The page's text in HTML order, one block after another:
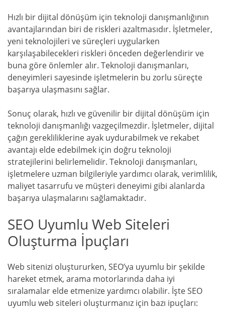
Hızlı bir dijital dönüşüm için teknoloji danışmanlığının
avantajlarından biri de riskleri azaltmasıdır. İşletmeler,
yeni teknolojileri ve süreçleri uygularken
karşılaşabilecekleri riskleri önceden değerlendirir ve
buna göre önlemler alır. Teknoloji danışmanları,
deneyimleri sayesinde işletmelerin bu zorlu süreçte
başarıya ulaşmasını sağlar.
Sonuç olarak, hızlı ve güvenilir bir dijital dönüşüm için
teknoloji danışmanlığı vazgeçilmezdir. İşletmeler, dijital
çağın gerekliliklerine ayak uydurabilmek ve rekabet
avantajı elde edebilmek için doğru teknoloji
stratejilerini belirlemelidir. Teknoloji danışmanları,
işletmelere uzman bilgileriyle yardımcı olarak, verimlilik,
maliyet tasarrufu ve müşteri deneyimi gibi alanlarda
başarıya ulaşmalarını sağlamaktadır.
SEO Uyumlu Web Siteleri
Oluşturma İpuçları
Web sitenizi oluştururken, SEO’ya uyumlu bir şekilde
hareket etmek, arama motorlarında daha iyi
sıralamalar elde etmenize yardımcı olabilir. İşte SEO
uyumlu web siteleri oluşturmanız için bazı ipuçları: